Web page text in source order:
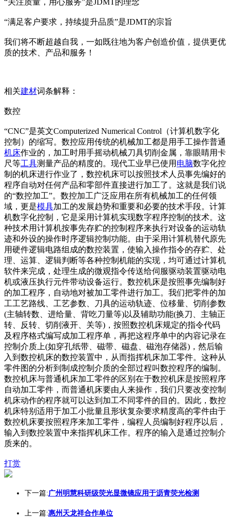
“关注质量，用心服务”是JDMT的理念
“满足客户要求，持续提升品质”是JDMT的宗旨
我们将不断超越自我，一如既往地为客户创造价值，提供更优
质的技术、产品和服务！
相关建材词条解释：
数控
“CNC”是英文Computerized Numerical Control（计算机数字化
控制）的缩写。数控应用传统的机械加工都是用手工操作普通
机床作业的，加工时用手摇动机械刀具切削金属，靠眼睛用卡
尺等工具测量产品的精度的。现代工业早已使用 电脑数字化控
制的机床进行作业了，数控机床可以按照技术人员事先编好的
程序自动对任何产品和零部件直接进行加工了。这就是我们说
的“数控加工”。数控加工广泛应用在所有机械加工的任何领
域，更是模具加工的发展趋势和重要和必要的技术手段。计算
机数字化控制，它是采用计算机实现数字程序控制的技术。这
种技术用计算机按事先存贮的控制程序来执行对设备的运动轨
迹和外设的操作时序逻辑控制功能。由于采用计算机替代原先
用硬件逻辑电路组成的数控装置，使输入操作指令的存贮、处
理、运算、逻辑判断等各种控制机能的实现，均可通过计算机
软件来完成，处理生成的微观指令传送给伺服驱动装置驱动电
机或液压执行元件带动设备运行。数控机床是按照事先编制好
的加工程序，自动地对被加工零件进行加工。我们把零件的加
工工艺路线、工艺参数、刀具的运动轨迹、位移量、切削参数
(主轴转数、进给量、背吃刀量等)以及辅助功能(换刀、主轴正
转、反转、切削液开、关等)，按照数控机床规定的指令代码
及程序格式编写成加工程序单，再把这程序单中的内容记录在
控制介质上(如穿孔纸带、磁带、磁盘、磁泡存储器)，然后输
入到数控机床的数控装置中，从而指挥机床加工零件。这种从
零件图的分析到制成控制介质的全部过程叫数控程序的编制。
数控机床与普通机床加工零件的区别在于数控机床是按照程序
自动加工零件，而普通机床要由人来操作，我们只要改变控制
机床动作的程序就可以达到加工不同零件的目的。因此，数控
机床特别适用于加工小批量且形状复杂要求精度高的零件由于
数控机床要按照程序来加工零件，编程人员编制好程序以后，
输入到数控装置中来指挥机床工作。程序的输入是通过控制介
质来的。
打赏
下一篇:广州明慧科研级荧光显微镜应用于沥青荧光检测
上一篇:惠州天龙祥合作单位